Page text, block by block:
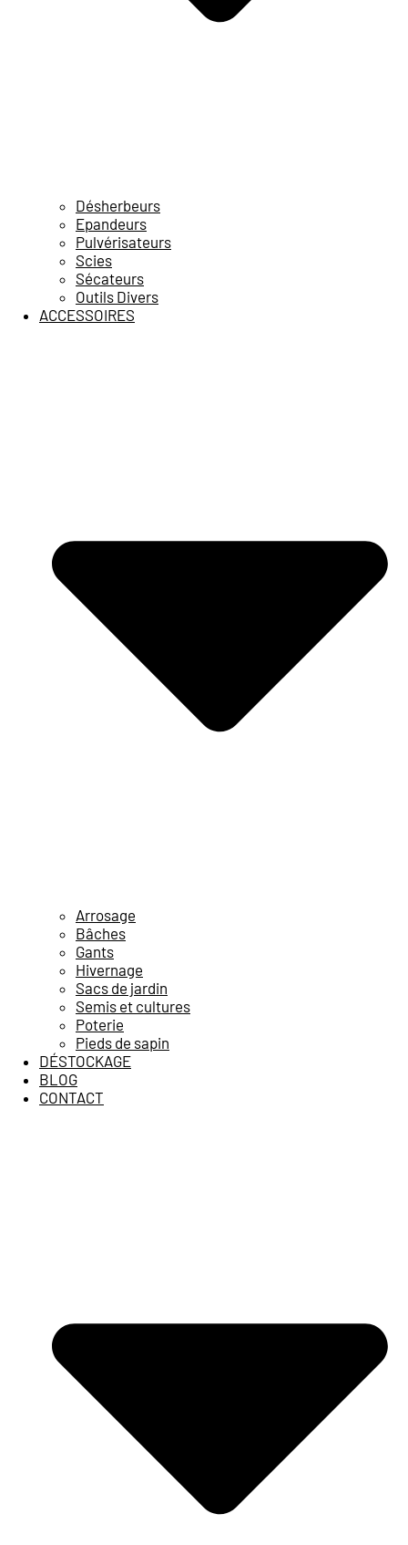
Désherbeurs
Epandeurs
Pulvérisateurs
Scies
Sécateurs
Outils Divers
ACCESSOIRES
Arrosage
Bâches
Gants
Hivernage
Sacs de jardin
Semis et cultures
Poterie
Pieds de sapin
DÉSTOCKAGE
BLOG
CONTACT